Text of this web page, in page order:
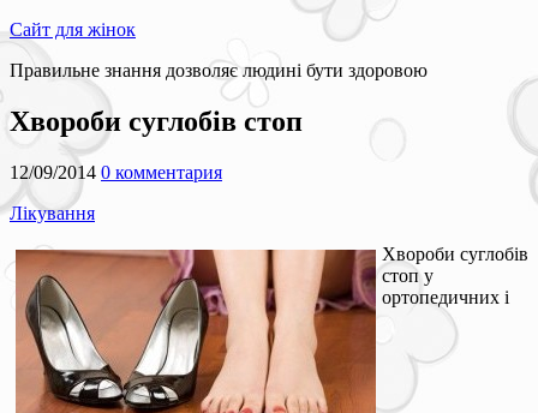
Сайт для жінок
Правильне знання дозволяє людині бути здоровою
Хвороби суглобів стоп
12/09/2014 0 комментария
Лікування
Хвороби суглобів
стоп у
ортопедичних і